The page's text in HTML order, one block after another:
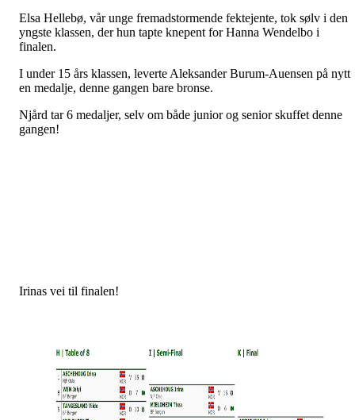
Elsa Hellebø, vår unge fremadstormende fektejente, tok sølv i den
yngste klassen, der hun tapte knepent for Hanna Wendelbo i
finalen.
I under 15 års klassen, leverte Aleksander Burum-Auensen på nytt
en medalje, denne gangen bare bronse.
Njård tar 6 medaljer, selv om både junior og senior skuffet denne
gangen!
Irinas vei til finalen!